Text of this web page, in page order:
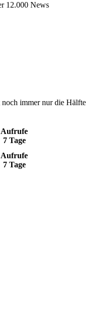
12.000 News
immer nur die Hälfte
Aufrufe
7 Tage
Aufrufe
7 Tage